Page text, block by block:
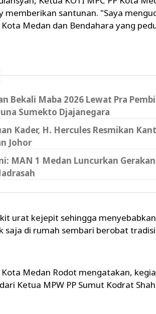
memberikan santunan. "Saya
Kota Medan dan Bendahara yang
Bekali Maba 2026 Lewat Pra
Sumekto Djajanegara
Kader, H. Hercules Resmikan
Johor
MAN 1 Medan Luncurkan
urat kejepit sehingga
saja di rumah sembari berobat
Kota Medan Rodot mengatakan,
Ketua MPW PP Sumut Kodrat